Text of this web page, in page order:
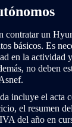
contratar un
básicos. Es
en la actividad
no deben
incluye el acta
el resumen
del año en